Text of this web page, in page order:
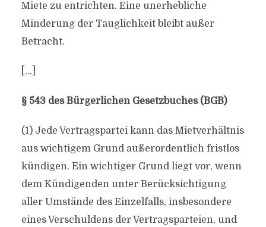
Miete zu entrichten. Eine unerhebliche
Minderung der Tauglichkeit bleibt außer
Betracht.
[…]
§ 543 des Bürgerlichen Gesetzbuches (BGB)
(1) Jede Vertragspartei kann das Mietverhältnis
aus wichtigem Grund außerordentlich fristlos
kündigen. Ein wichtiger Grund liegt vor, wenn
dem Kündigenden unter Berücksichtigung
aller Umstände des Einzelfalls, insbesondere
eines Verschuldens der Vertragsparteien, und